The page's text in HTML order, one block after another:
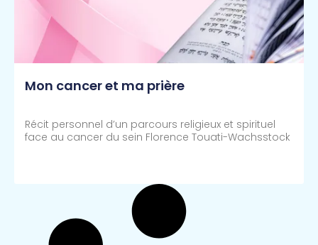
Mon cancer et ma prière
Récit personnel d’un parcours religieux et spirituel
face au cancer du sein Florence Touati-Wachsstock